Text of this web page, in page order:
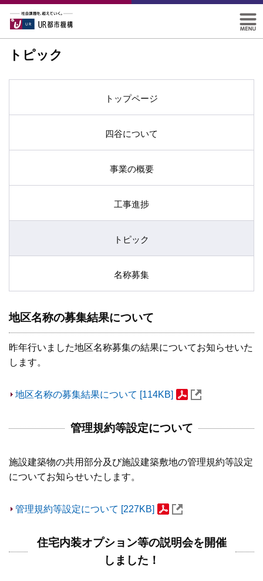
トピック
トップページ
四谷について
事業の概要
工事進捗
トピック
名称募集
地区名称の募集結果について
昨年行いました地区名称募集の結果についてお知らせいた
します。
地区名称の募集結果について [114KB]
管理規約等設定について
施設建築物の共用部分及び施設建築敷地の管理規約等設定
についてお知らせいたします。
管理規約等設定について [227KB]
住宅内装オプション等の説明会を開催
しました！